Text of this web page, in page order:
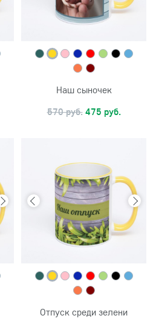
Наш сыночек
570 руб. 475 руб.
Отпуск среди зелени